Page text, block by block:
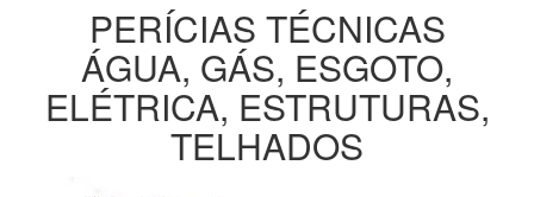
PERÍCIAS TÉCNICAS
ÁGUA, GÁS, ESGOTO,
ELÉTRICA, ESTRUTURAS,
TELHADOS